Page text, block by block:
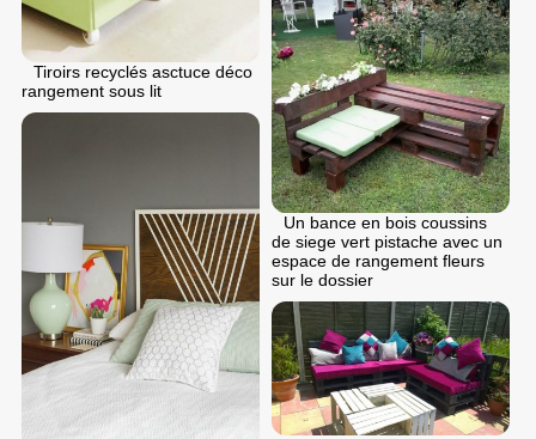
Tiroirs recyclés asctuce déco
rangement sous lit
Un bance en bois coussins
de siege vert pistache avec un
espace de rangement fleurs
sur le dossier